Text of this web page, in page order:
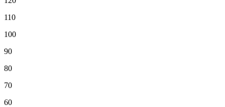
110
100
90
80
70
60